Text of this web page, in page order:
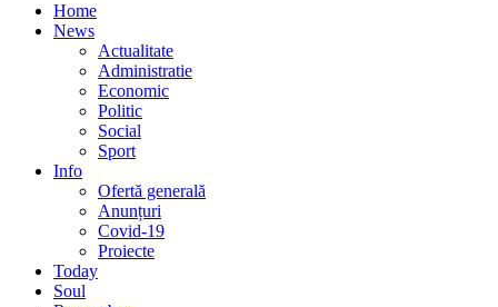
Home
News
Actualitate
Administratie
Economic
Politic
Social
Sport
Info
Ofertă generală
Anunțuri
Covid-19
Proiecte
Today
Soul